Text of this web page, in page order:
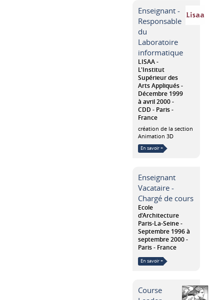
Enseignant -
Responsable
du
Laboratoire
informatique
LISAA -
L'Institut
Supérieur des
Arts Appliqués
Décembre 1999
à avril 2000
CDD
Paris
France
création de la section
Animation 3D
En savoir +
Enseignant
Vacataire -
Chargé de cours
Ecole
d'Architecture
Paris-La-Seine
Septembre 1996 à
septembre 2000
Paris
France
En savoir +
Course